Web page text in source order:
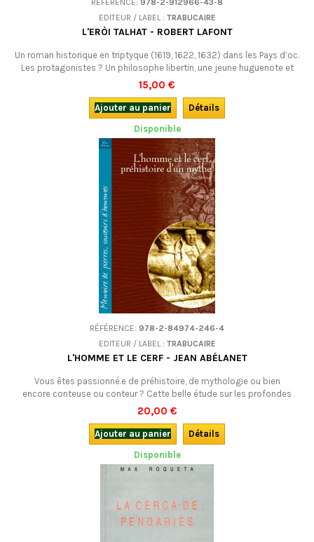
RÉFÉRENCE: 978-2-912966-43-8
EDITEUR / LABEL : TRABUCAIRE
L'ERÒI TALHAT - ROBERT LAFONT
Un roman historique en triptyque (1619, 1622, 1632) dans les Pays d’oc.
Les protagonistes ? Un philosophe libertin, une jeune huguenote et
Henri II de Montmorency, rebelle contre le pouvoir royal… En occitan.
15,00 €
Ajouter au panier
Détails
Disponible
RÉFÉRENCE: 978-2-84974-246-4
EDITEUR / LABEL : TRABUCAIRE
L'HOMME ET LE CERF - JEAN ABÉLANET
Vous êtes passionné.e de préhistoire, de mythologie ou bien
encore conteuse ou conteur ? Cette belle étude sur les profondes
racines d’une mythologie attachée au "roi des forêts", au cerf, de la
préhistoire à la légende de Saint Hubert devrait vous intéresser. En
français.
20,00 €
Ajouter au panier
Détails
Disponible